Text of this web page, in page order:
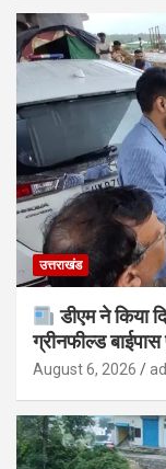
उत्तराखंड
डीएम ने किया
ग्रीनफील्ड बाईपास
August 6, 2026